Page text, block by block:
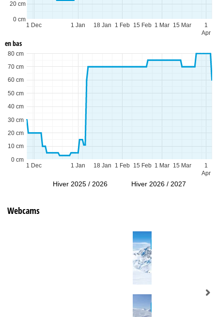
1 Dec 1 Jan 1 Feb 1 Mar
1
Apr
18 Jan 15 Feb 15 Mar
0 cm
20 cm
en bas
1 Dec 1 Jan 1 Feb 1 Mar
1
Apr
18 Jan 15 Feb 15 Mar
0 cm
10 cm
20 cm
30 cm
40 cm
50 cm
60 cm
70 cm
80 cm
Hiver 2025 / 2026 Hiver 2026 / 2027
Webcams